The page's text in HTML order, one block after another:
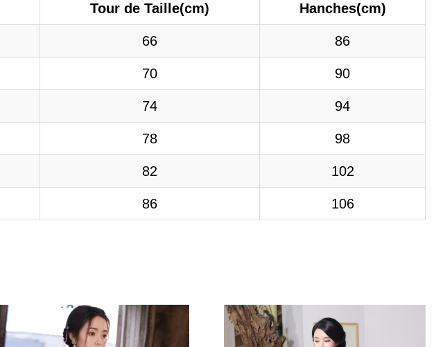
Tour de Taille(cm) Hanches(cm)
66 86
70 90
74 94
78 98
82 102
86 106